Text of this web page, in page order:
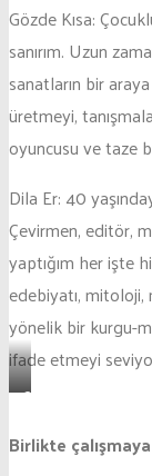
Gözde Kısa:
sanırım. Uzun
sanatların bir
üretmeyi,
oyuncusu ve taze
Dila Er: 40
Çevirmen, editör,
yaptığım her işte
edebiyatı,
yönelik bir kurgu-
ifade etmeyi
Oyundan
sahne
Birlikte çalışmaya